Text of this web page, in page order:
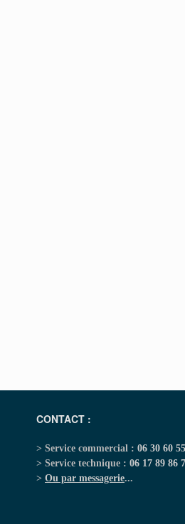
CONTACT :
> Service commercial : 06 30 60
> Service technique : 06 17 89 86
> Ou par messagerie...